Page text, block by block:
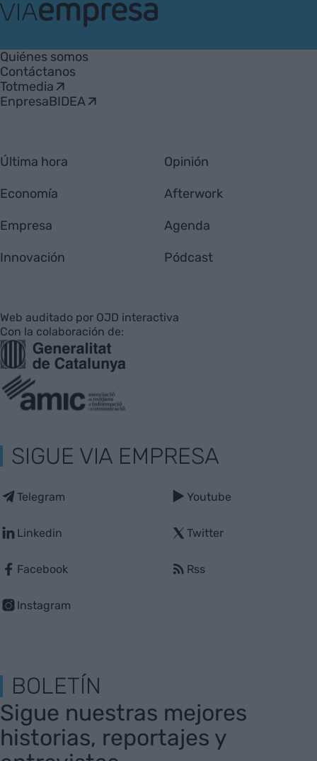
Empresa
Quiénes somos
Contáctanos
Totmedia
EnpresaBIDEA
Última hora
Economía
Empresa
Innovación
Opinión
Afterwork
Agenda
Pódcast
Web auditado por OJD interactiva
Con la colaboración de:
SIGUE VIA EMPRESA
Telegram
Linkedin
Facebook
Instagram
Youtube
Twitter
Rss
BOLETÍN
Sigue nuestras mejores
historias, reportajes y